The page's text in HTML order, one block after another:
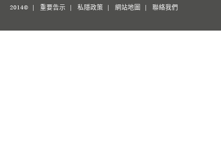
2014© | 重要告示 私隱政策 網站地圖 聯絡我們